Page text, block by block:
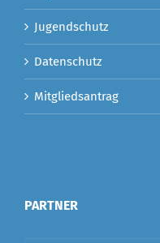
Jugendschutz
Datenschutz
Mitgliedsantrag
PARTNER